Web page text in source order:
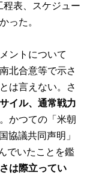
程表、スケジュー
った。
ントについて
北合意等で示さ
は言えない。さ
イル、通常戦力
。かつての「米朝
協議共同声明」
でいたことを鑑
は際立ってい